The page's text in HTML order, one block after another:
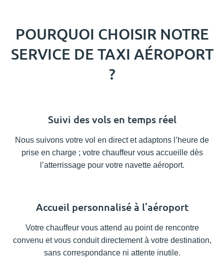
POURQUOI CHOISIR NOTRE
SERVICE DE TAXI AÉROPORT
?
Suivi des vols en temps réel
Nous suivons votre vol en direct et adaptons l’heure de
prise en charge ; votre chauffeur vous accueille dès
l’atterrissage pour votre navette aéroport.
Accueil personnalisé à l’aéroport
Votre chauffeur vous attend au point de rencontre
convenu et vous conduit directement à votre destination,
sans correspondance ni attente inutile.